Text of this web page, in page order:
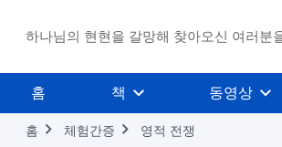
하나님의 현현을 갈망해 찾아오신 여러분
홈 책 동영상
홈 체험간증 영적 전쟁